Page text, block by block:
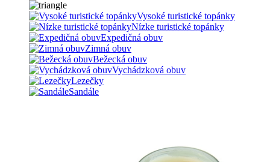
Vysoké turistické topánky
Nízke turistické topánky
Expedičná obuv
Zimná obuv
Bežecká obuv
Vychádzková obuv
Lezečky
Sandále